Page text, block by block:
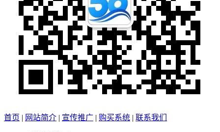
首页 | 网站简介 | 宣传推广 | 购买系统 | 联系我们